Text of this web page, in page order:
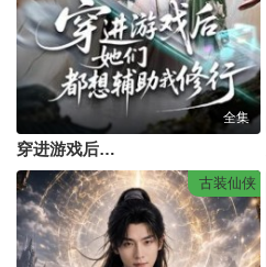
全集
穿进游戏后她们都想辅助我修行
古装仙侠